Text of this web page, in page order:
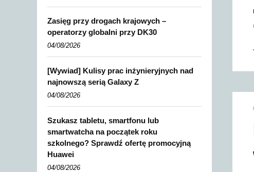
Zasięg przy drogach krajowych –
operatorzy globalni przy DK30
04/08/2026
[Wywiad] Kulisy prac inżynieryjnych nad
najnowszą serią Galaxy Z
04/08/2026
Szukasz tabletu, smartfonu lub
smartwatcha na początek roku
szkolnego? Sprawdź ofertę promocyjną
Huawei
04/08/2026